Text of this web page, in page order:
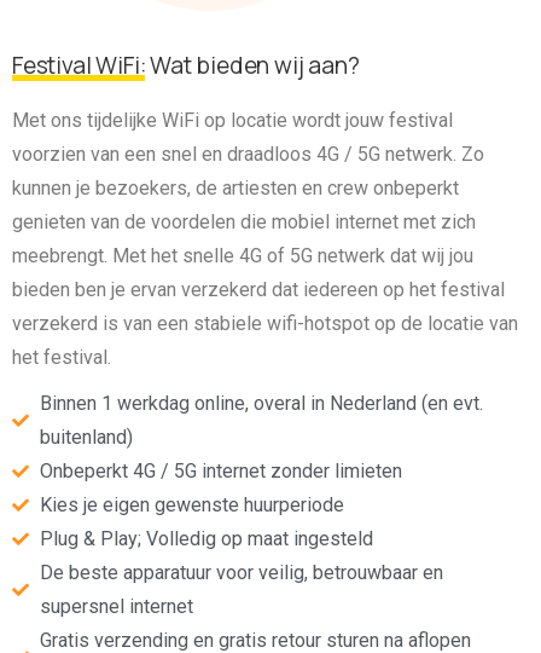
Festival WiFi:Wat bieden wij aan?
Met ons tijdelijke WiFi op locatie wordt jouw festival
voorzien van een snel en draadloos 4G / 5G netwerk. Zo
kunnen je bezoekers, de artiesten en crew onbeperkt
genieten van de voordelen die mobiel internet met zich
meebrengt. Met het snelle 4G of 5G netwerk dat wij jou
bieden ben je ervan verzekerd dat iedereen op het festival
verzekerd is van een stabiele wifi-hotspot op de locatie van
het festival.
Binnen 1 werkdag online, overal in Nederland (en evt.
buitenland)
Onbeperkt 4G / 5G internet zonder limieten
Kies je eigen gewenste huurperiode
Plug & Play; Volledig op maat ingesteld
De beste apparatuur voor veilig, betrouwbaar en
supersnel internet
Gratis verzending en gratis retour sturen na aflopen